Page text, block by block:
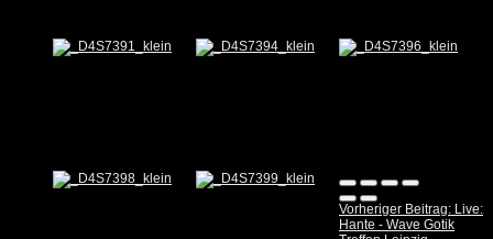
Vorheriger Beitrag: Live:
Hante - Wave Gotik